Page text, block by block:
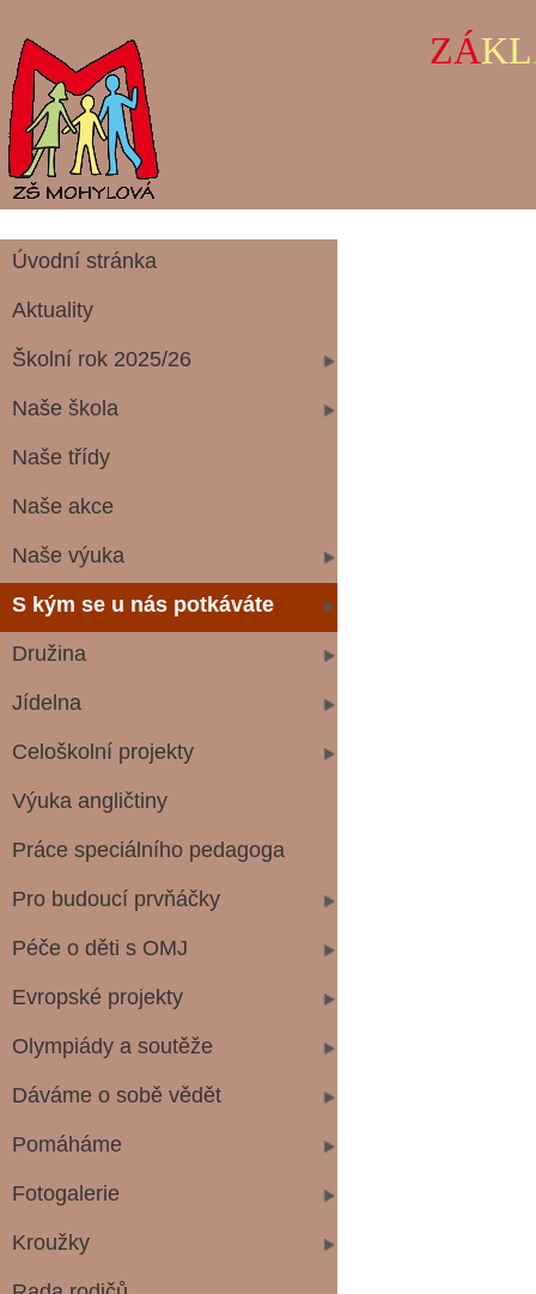
ZÁKL
Úvodní stránka
Aktuality
Školní rok 2025/26
Naše škola
Naše třídy
Naše akce
Naše výuka
S kým se u nás potkáváte
Družina
Jídelna
Celoškolní projekty
Výuka angličtiny
Práce speciálního pedagoga
Pro budoucí prvňáčky
Péče o děti s OMJ
Evropské projekty
Olympiády a soutěže
Dáváme o sobě vědět
Pomáháme
Fotogalerie
Kroužky